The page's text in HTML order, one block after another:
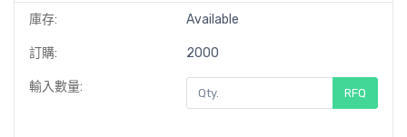
庫存: Available
訂購: 2000
輸入數量: RFQ